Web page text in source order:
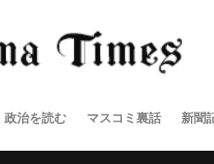
政治を読む マスコミ裏話 新聞